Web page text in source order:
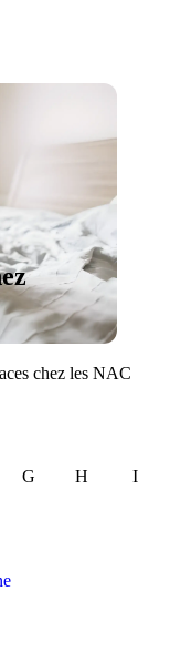
chez les NAC
G H I